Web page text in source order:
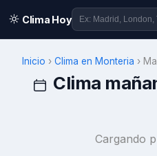
Clima Hoy
Inicio › Clima en Monteria ›
Clima
Cargando